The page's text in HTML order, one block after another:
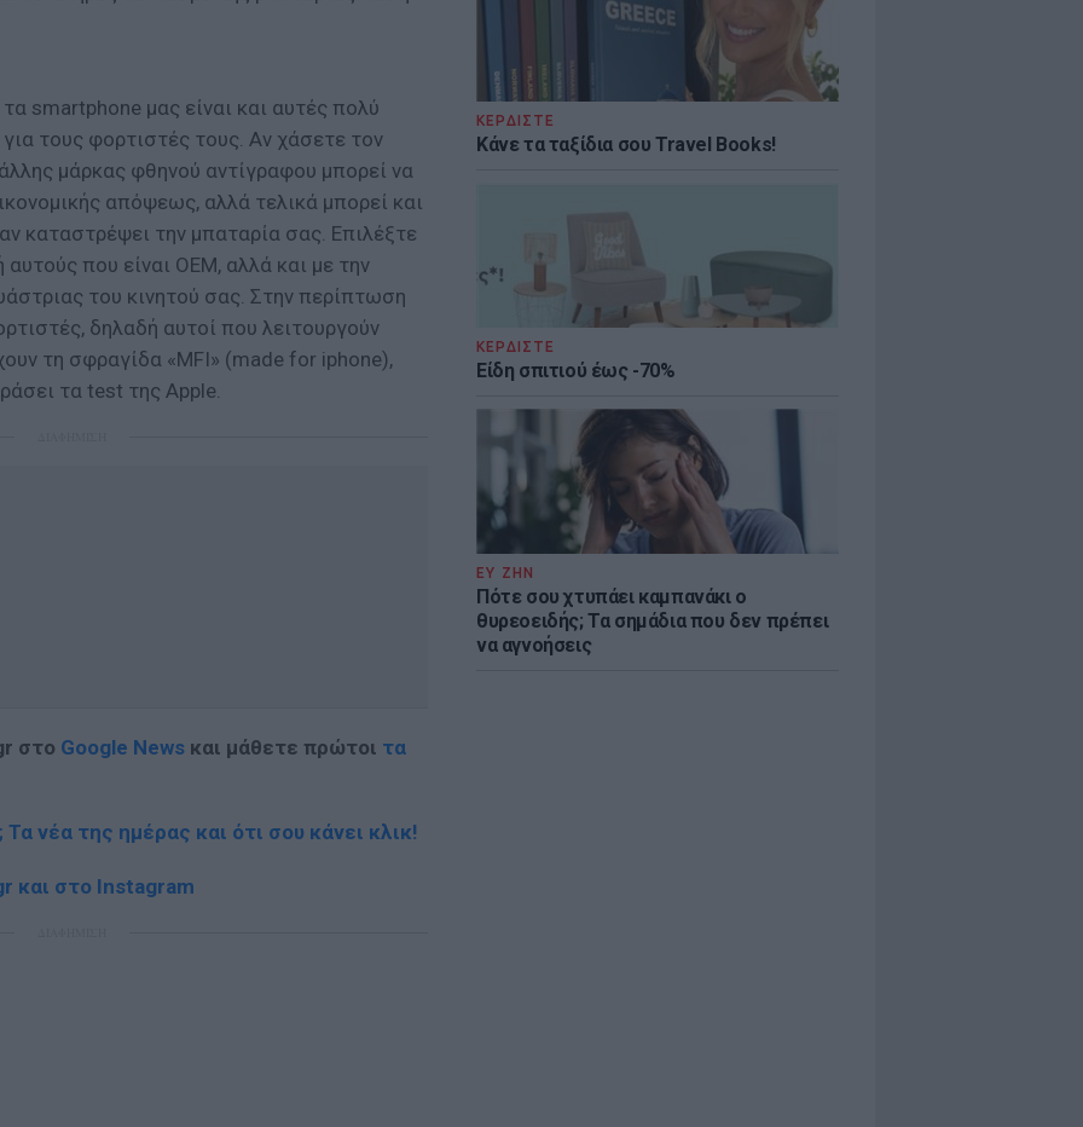
ΚΕΡΔΙΣΤΕ
Κάνε τα ταξίδια σου Travel Books!
ΚΕΡΔΙΣΤΕ
Είδη σπιτιού έως -70%
ΕΥ ΖΗΝ
Πότε σου χτυπάει καμπανάκι ο
θυρεοειδής; Τα σημάδια που δεν πρέπει
να αγνοήσεις
smartphone μας είναι και αυτές πολύ
για τους φορτιστές τους. Αν χάσετε τον
μάρκας φθηνού αντίγραφου μπορεί να
απόψεως, αλλά τελικά μπορεί και
καταστρέψει την μπαταρία σας. Επιλέξτε
που είναι ΟΕΜ, αλλά και με την
του κινητού σας. Στην περίπτωση
δηλαδή αυτοί που λειτουργούν
τη σφραγίδα «MFI» (made for iphone),
τα test της Apple.
στο Google News και μάθετε πρώτοι τα
νέα της ημέρας και ότι σου κάνει κλικ!
και στο Instagram